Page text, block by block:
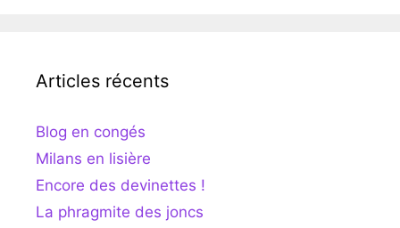
Articles récents
Blog en congés
Milans en lisière
Encore des devinettes !
La phragmite des joncs